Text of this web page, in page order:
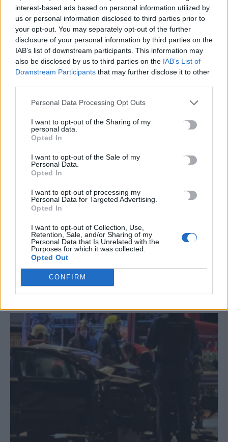
interest-based ads based on personal information utilized by
us or personal information disclosed to third parties prior to
your opt-out. You may separately opt-out of the further
disclosure of your personal information by third parties on the
IAB’s list of downstream participants. This information may
also be disclosed by us to third parties on the IAB’s List of
Downstream Participants that may further disclose it to other
Personal Data Processing Opt Outs
I want to opt-out of the Sharing of my
personal data.
Opted In
I want to opt-out of the Sale of my
Personal Data.
Opted In
I want to opt-out of processing my
Personal Data for Targeted Advertising.
Opted In
I want to opt-out of Collection, Use,
Retention, Sale, and/or Sharing of my
Personal Data that Is Unrelated with the
Purposes for which it was collected.
Opted Out
CONFIRM
Δολοφονία Βρετανίδας στην Κυψέλη: «Τότε άρχισα να τον
υποψιάζομαι» -Όσα αποκάλυψε στις Aρχές η σύζυγος του
Αφγανού
6 Αυγούστου, 2026
Υπουργείου Υποδομών οι υπογραφές για τα ραντάρ
6 Αυγούστου, 2026
TRENDING
ΝΟΣΟΚΟΜΕΙΟ #ΝΤΟΝΑΛΝΤ ΤΡΑΜΠ #
ΣΧΕΤΙΚΆ ΆΡΘΡΑ